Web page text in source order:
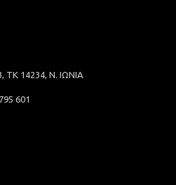
14234, Ν. ΙΩΝΙΑ
601